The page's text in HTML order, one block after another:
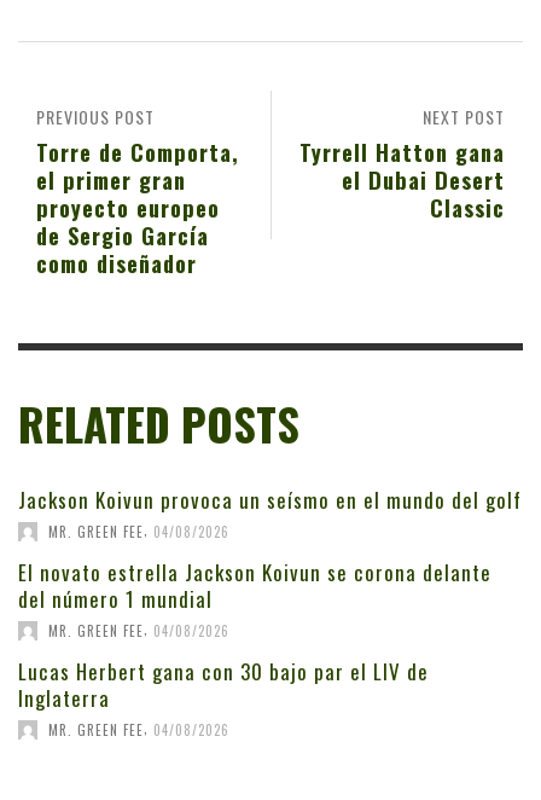
NEXT POST
Tyrrell Hatton gana
el Dubai Desert
Classic
PREVIOUS POST
Torre de Comporta,
el primer gran
proyecto europeo
de Sergio García
como diseñador
RELATED POSTS
Jackson Koivun provoca un seísmo en el mundo del golf
MR. GREEN FEE, 04/08/2026
El novato estrella Jackson Koivun se corona delante
del número 1 mundial
MR. GREEN FEE 04/08/2026
Lucas Herbert gana con 30 bajo par el LIV de
Inglaterra
MR. GREEN FEE 04/08/2026